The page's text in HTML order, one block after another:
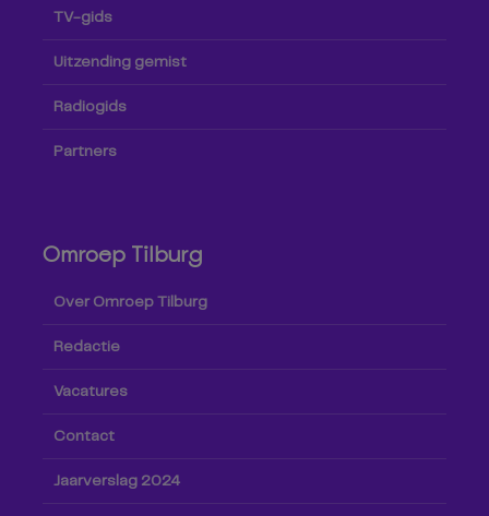
TV-gids
Uitzending gemist
Radiogids
Partners
Omroep Tilburg
Over Omroep Tilburg
Redactie
Vacatures
Contact
Jaarverslag 2024